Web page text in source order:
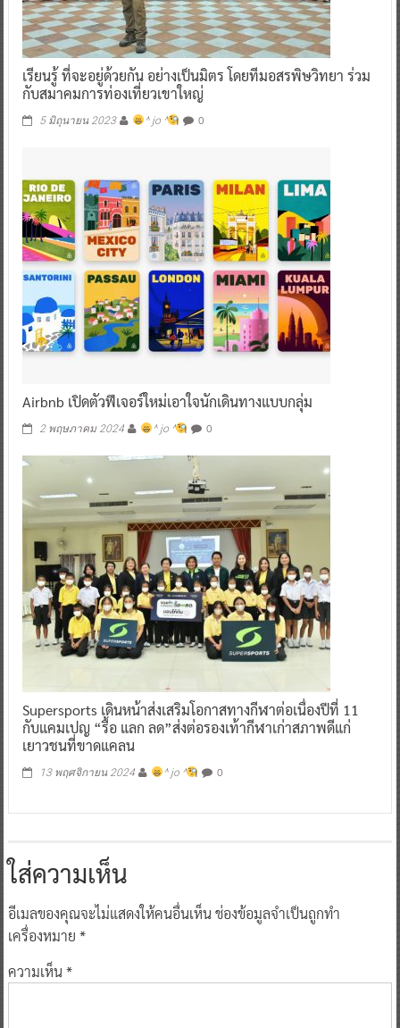
เรียนรู้ ที่จะอยู่ด้วยกัน อย่างเป็นมิตร โดยทีมอสรพิษวิทยา ร่วม
กับสมาคมการท่องเที่ยวเขาใหญ่
5 มิถุนายน 2023 ^ jo ^ 0
Airbnb เปิดตัวฟีเจอร์ใหม่เอาใจนักเดินทางแบบกลุ่ม
2 พฤษภาคม 2024 ^ jo ^ 0
Supersports เดินหน้าส่งเสริมโอกาสทางกีฬาต่อเนื่องปีที่ 11
กับแคมเปญ “รื้อ แลก ลด”ส่งต่อรองเท้ากีฬาเก่าสภาพดีแก่
เยาวชนที่ขาดแคลน
13 พฤศจิกายน 2024 ^ jo ^ 0
ใส่ความเห็น
อีเมลของคุณจะไม่แสดงให้คนอื่นเห็นช่องข้อมูลจำเป็นถูกทำ
เครื่องหมาย *
ความเห็น*